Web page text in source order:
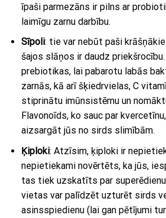
īpaši parmezāns ir pilns ar
laimīgu zarnu darbību.
Sīpoli: tie var nebūt paši
šajos slāņos ir daudz
prebiotikas, lai pabarotu labās
zarnās, kā arī šķiedrvielas, C
stiprinātu imūnsistēmu un
Flavonoīds, ko sauc par
aizsargāt jūs no sirds slimībām.
Ķiploki: Atzīsim, ķiploki ir
nepietiekami novērtēts, ka jūs,
tas tiek uzskatīts par
vietas var palīdzēt uzturēt sirds
asinsspiedienu (lai gan pētījumi